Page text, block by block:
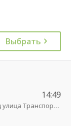
Выбрать
14:49
Калининград улица Транспортая